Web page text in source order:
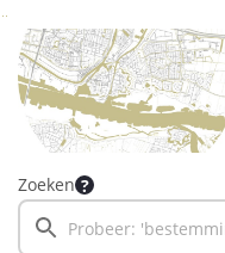
Ga naar de inhoud van deze pagina
Ga naar het zoeken
Ga naar het menu
Zoeken